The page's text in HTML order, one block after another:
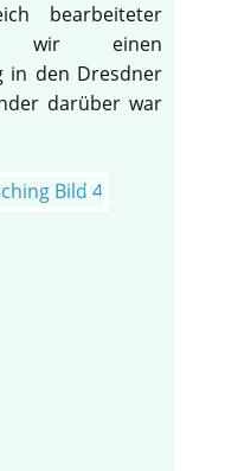
bearbeiteter
wir einen
in den Dresdner
darüber war